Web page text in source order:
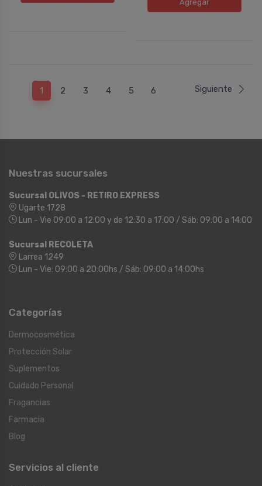
Agregar
1 2 3 4 5 6 Siguiente
Nuestras sucursales
Sucursal OLIVOS - RETIRO EXPRESS
Ugarte 1728
Lun - Vie 09:00 a 12:00 y de 12:30 a 17:00 / Sáb: 09:00 a 14:00
Sucursal RECOLETA
Larrea 1249
Lun - Vie: 09:00 a 20:00hs / Sáb: 09:00 a 14:00hs
Categorías
Dermocosmética
Protección Solar
Suplementos
Cuidado Personal
Fragancias
Farmacia
Blog
Servicios al cliente